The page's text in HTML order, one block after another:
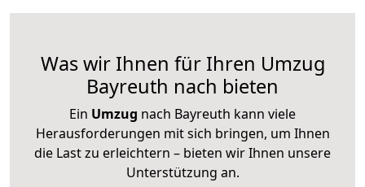
Was wir Ihnen für Ihren Umzug
Bayreuth nach bieten
Ein Umzug nach Bayreuth kann viele
Herausforderungen mit sich bringen, um Ihnen
die Last zu erleichtern – bieten wir Ihnen unsere
Unterstützung an.